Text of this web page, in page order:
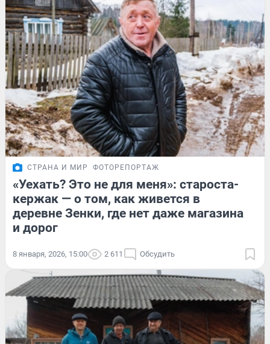
СТРАНА И МИР ФОТОРЕПОРТАЖ
«Уехать? Это не для меня»: староста-
кержак — о том, как живется в
деревне Зенки, где нет даже магазина
и дорог
8 января, 2026, 15:00 2 611 Обсудить